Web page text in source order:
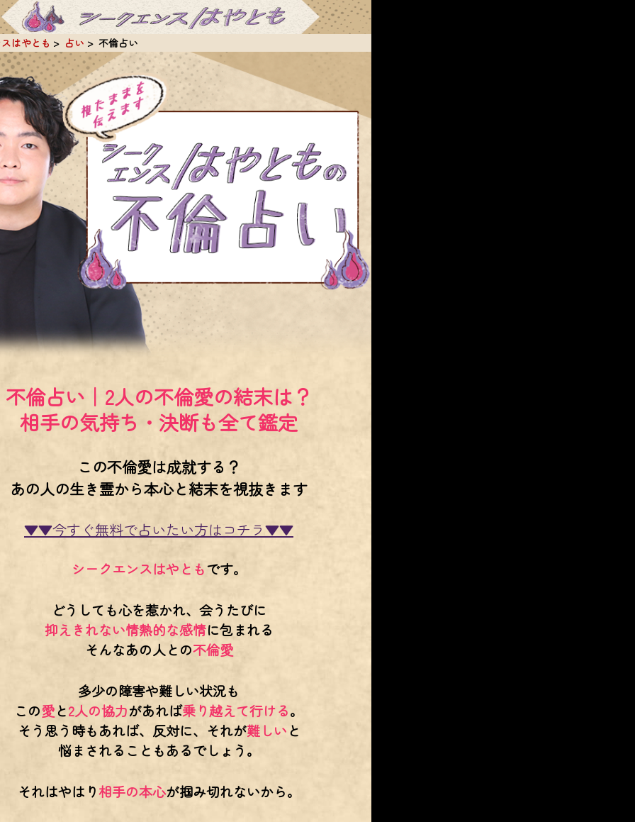
はやとも 占い 不倫占い
不倫占い｜2人の不倫愛の結末は？
相手の気持ち・決断も全て鑑定
この不倫愛は成就する？
あの人の生き霊から本心と結末を視抜きます
▼▼今すぐ無料で占いたい方はコチラ▼▼
シークエンスはやともです。
どうしても心を惹かれ、会うたびに
抑えきれない情熱的な感情に包まれる
そんなあの人との不倫愛
多少の障害や難しい状況も
この愛と2人の協力があれば乗り越えて行ける。
そう思う時もあれば、反対に、それが難しいと
悩まされることもあるでしょう。
それはやはり相手の本心が掴み切れないから。